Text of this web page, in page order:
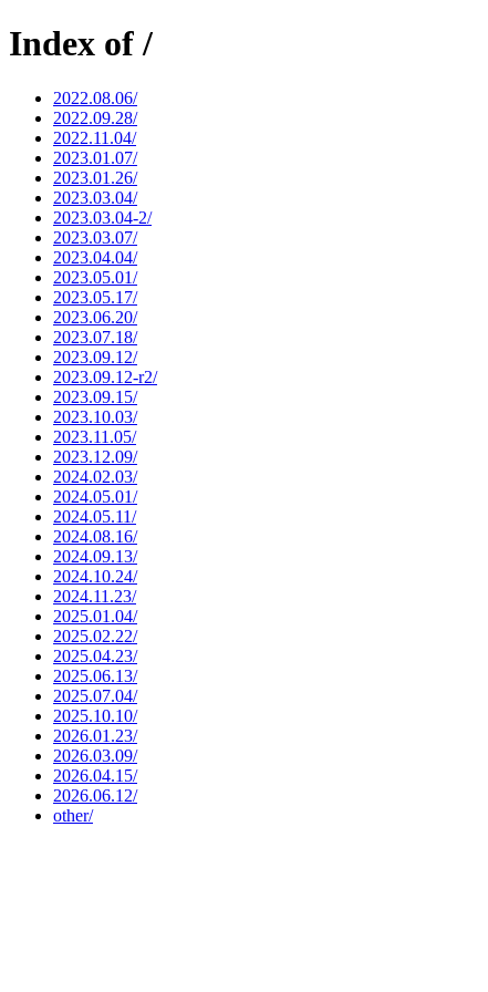
Index of /
2022.08.06/
2022.09.28/
2022.11.04/
2023.01.07/
2023.01.26/
2023.03.04/
2023.03.04-2/
2023.03.07/
2023.04.04/
2023.05.01/
2023.05.17/
2023.06.20/
2023.07.18/
2023.09.12/
2023.09.12-r2/
2023.09.15/
2023.10.03/
2023.11.05/
2023.12.09/
2024.02.03/
2024.05.01/
2024.05.11/
2024.08.16/
2024.09.13/
2024.10.24/
2024.11.23/
2025.01.04/
2025.02.22/
2025.04.23/
2025.06.13/
2025.07.04/
2025.10.10/
2026.01.23/
2026.03.09/
2026.04.15/
2026.06.12/
other/